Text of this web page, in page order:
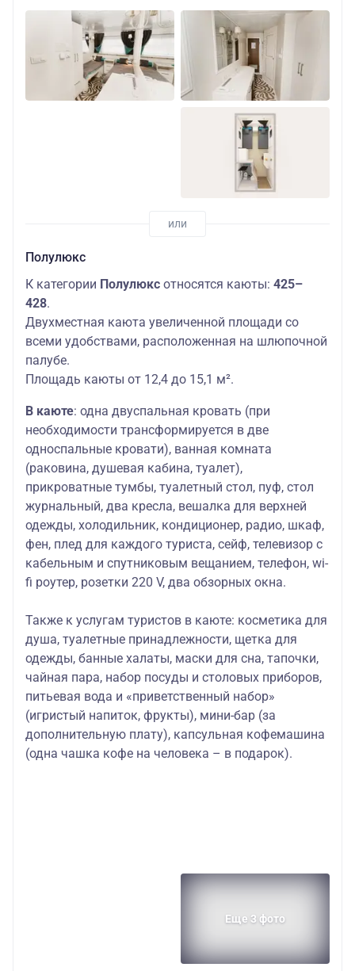
Полулюкс
К категории Полулюкс относятся каюты: 425–
428.
Двухместная каюта увеличенной площади со
всеми удобствами, расположенная на шлюпочной
палубе.
Площадь каюты от 12,4 до 15,1 м².
В каюте: одна двуспальная кровать (при
необходимости трансформируется в две
односпальные кровати), ванная комната
(раковина, душевая кабина, туалет),
прикроватные тумбы, туалетный стол, пуф, стол
журнальный, два кресла, вешалка для верхней
одежды, холодильник, кондиционер, радио, шкаф,
фен, плед для каждого туриста, сейф, телевизор с
кабельным и спутниковым вещанием, телефон, wi-
fi роутер, розетки 220 V, два обзорных окна.
Также к услугам туристов в каюте: косметика для
душа, туалетные принадлежности, щетка для
одежды, банные халаты, маски для сна, тапочки,
чайная пара, набор посуды и столовых приборов,
питьевая вода и «приветственный набор»
(игристый напиток, фрукты), мини-бар (за
дополнительную плату), капсульная кофемашина
(одна чашка кофе на человека – в подарок).
Еще 3 фото